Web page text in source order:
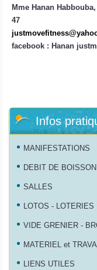
Mme Hanan
47
facebook : Hanan
Infos
MANIFESTATIONS
DEBIT DE BOISSON
SALLES
LOTOS - LOTERIES
VIDE GRENIER -
MATERIEL et
LIENS UTILES